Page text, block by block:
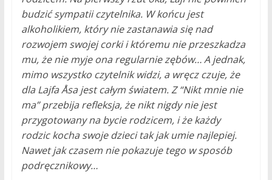
budzić sympatii czytelnika. W końcu jest
alkoholikiem, który nie zastanawia się nad
rozwojem swojej corki i któremu nie przeszkadza
mu, że nie myje ona regularnie zębów… A jednak,
mimo wszystko czytelnik widzi, a wręcz czuje, że
dla Lajfa Åsa jest całym światem. Z “Nikt mnie nie
ma” przebija refleksja, że nikt nigdy nie jest
przygotowany na bycie rodzicem, i że każdy
rodzic kocha swoje dzieci tak jak umie najlepiej.
Nawet jak czasem nie pokazuje tego w sposób
podręcznikowy…